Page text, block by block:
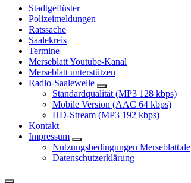
Stadtgeflüster
Polizeimeldungen
Ratssache
Saalekreis
Termine
Merseblatt Youtube-Kanal
Merseblatt unterstützen
Radio-Saalewelle
Standardqualität (MP3 128 kbps)
Mobile Version (AAC 64 kbps)
HD-Stream (MP3 192 kbps)
Kontakt
Impressum
Nutzungsbedingungen Merseblatt.de
Datenschutzerklärung